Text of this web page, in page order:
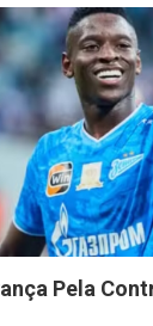
Pela